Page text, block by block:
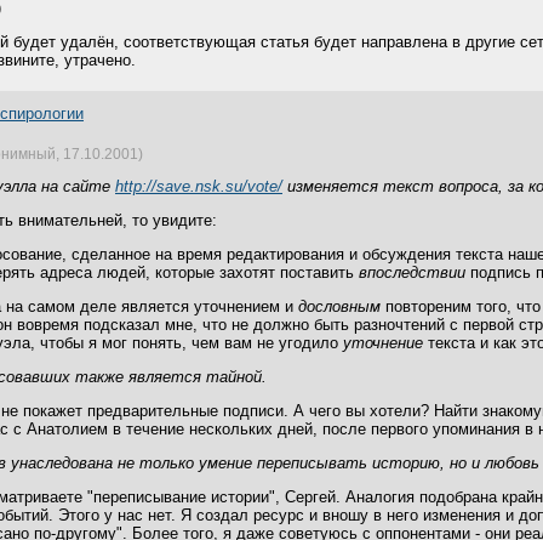
будет удалён, соответствующая статья будет направлена в другие
утрачено.
17.10.2001)
на сайте http://save.nsk.su/vote/изменяется текст вопроса, за
внимательней, то увидите:
сделанное на время редактирования и обсуждения текста
адреса людей, которые захотят поставить впоследствии подпись
на самом деле является уточнением и дословным повтореним того,
вовремя подсказал мне, что не должно быть разночтений с первой
чтобы я мог понять, чем вам не угодило уточнение текста и как
также является тайной.
покажет предварительные подписи. А чего вы хотели? Найти
с Анатолием в течение нескольких дней, после первого упоминания в
не только умение переписывать историю, но и любовь
"переписывание истории", Сергей. Аналогия подобрана
Этого у нас нет. Я создал ресурс и вношу в него изменения и
по-другому". Более того, я даже советуюсь с оппонентами - они